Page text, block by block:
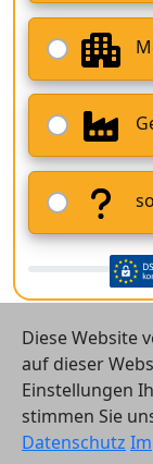
© 2026
Diese Website
auf dieser
Einstellungen
stimmen Sie
Datenschutz